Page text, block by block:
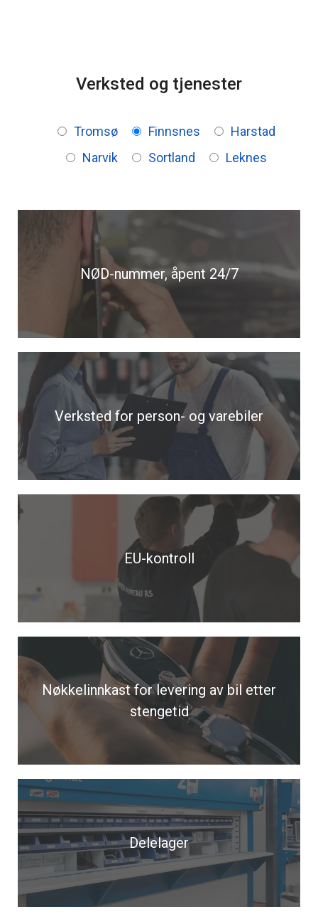
Verksted og tjenester
Tromsø Finnsnes
Harstad
Narvik
Sortland Leknes
NØD-nummer, åpent 24/7
Verksted for person- og varebiler
EU-kontroll
Nøkkelinnkast for levering av bil etter
stengetid
Delelager